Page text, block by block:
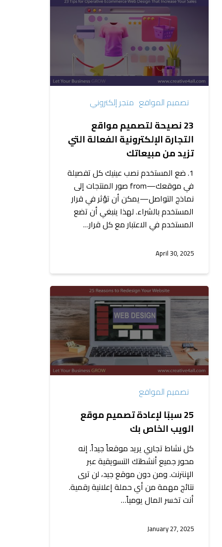
الإلكترونية
الفعالة
مبيعاتك
تصميم المواقع متجر إلكتروني
23 نصيحة لتصميم مواقع
التجارة الإلكترونية الفعالة التي
تزيد من مبيعاتك
1. ضع المستخدم نصب عينيك كل تفصيلة
في موقعك—from صور المنتجات إلى
نماذج التواصل—يمكن أن تؤثر في قرار
المستخدم بالشراء. لهذا ينبغي أن تضع
المستخدم في الاعتبار مع كل قرار…
April 30, 2025
25
سببًا
لإعادة
تصميم
موقع
الويب
الخاص
تصميم المواقع
25 سببًا لإعادة تصميم موقع
الويب الخاص بك
كل نشاط تجاري يريد موقعاً جيداً. إنه
محور جميع أنشطتك التسويقية عبر
الإنترنت. ومن دون موقع جيد، لن ترى
نتائج مهمة من أي حملة إعلانية رقمية.
أنت تخسر المال يومياً…
January 27, 2025